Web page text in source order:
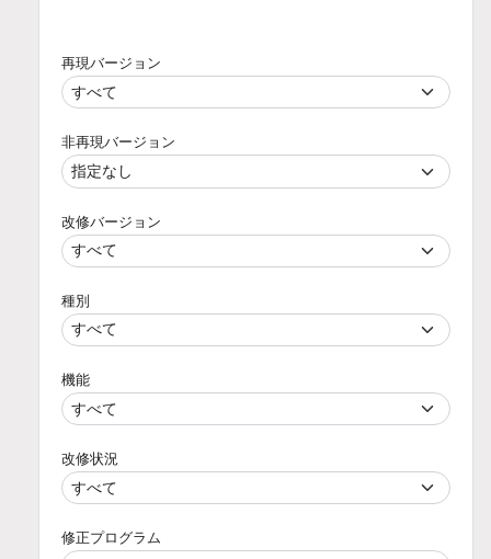
再現バージョン
非再現バージョン
改修バージョン
種別
機能
改修状況
修正プログラム